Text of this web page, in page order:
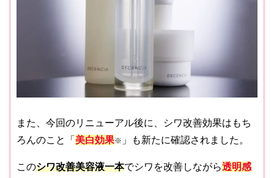
また、今回のリニューアル後に、シワ改善効果はもち
ろんのこと「 美白効果※ 」も新たに確認されました。
このシワ改善美容液一本でシワを改善しながら透明感